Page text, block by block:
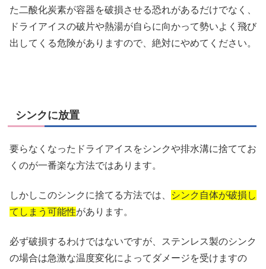
た二酸化炭素が容器を破損させる恐れがあるだけでなく、
ドライアイスの破片や熱湯が自らに向かって勢いよく飛び
出してくる危険がありますので、絶対にやめてください。
シンクに放置
要らなくなったドライアイスをシンクや排水溝に捨ててお
くのが一番楽な方法ではあります。
しかしこのシンクに捨てる方法では、
シンク自体が破損し
てしまう可能性があります。
必ず破損するわけではないですが、ステンレス製のシンク
の場合は急激な温度変化によってダメージを受けますの